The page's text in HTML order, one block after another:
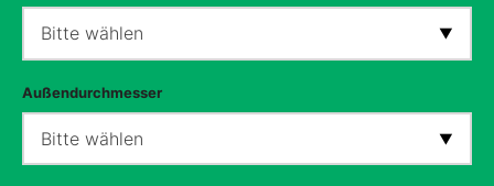
Bitte wählen
Außendurchmesser
Bitte wählen